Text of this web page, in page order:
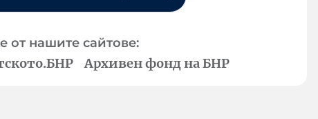
от нашите сайтове:
Архивен фонд на БНР